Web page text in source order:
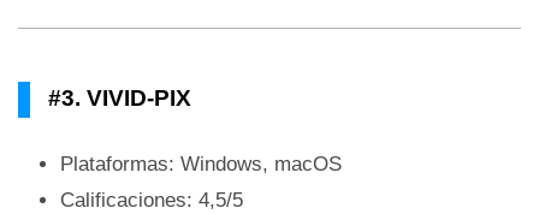
#3. VIVID-PIX
Plataformas: Windows, macOS
Calificaciones: 4,5/5